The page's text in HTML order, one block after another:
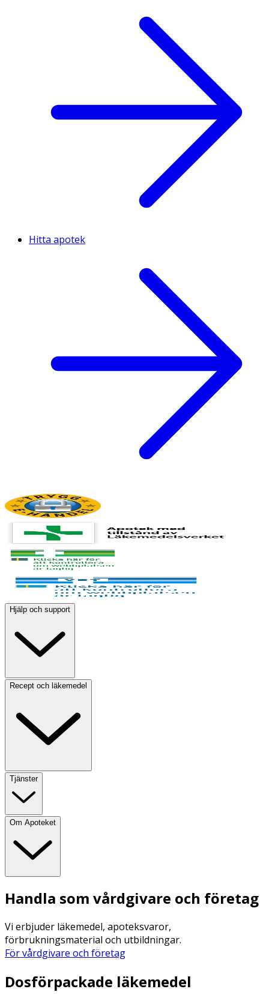
Hitta apotek
Hjälp och support
Recept och läkemedel
Tjänster
Om Apoteket
Handla som vårdgivare och företag
Vi erbjuder läkemedel, apoteksvaror,
förbrukningsmaterial och utbildningar.
För vårdgivare och företag
Dosförpackade läkemedel